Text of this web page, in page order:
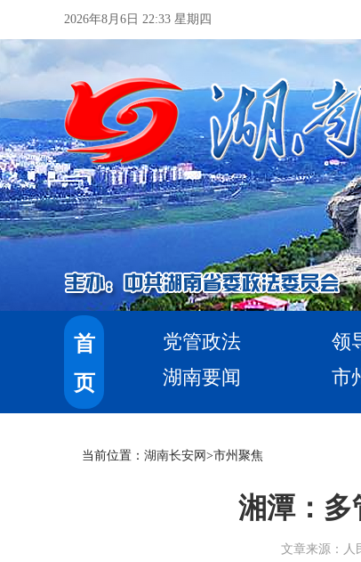
2026年8月6日 22:33 星期四
首
页
党管政法 领
湖南要闻
市
当前位置： 湖南长安网 >市州聚焦
湘潭：多
文章来源：人